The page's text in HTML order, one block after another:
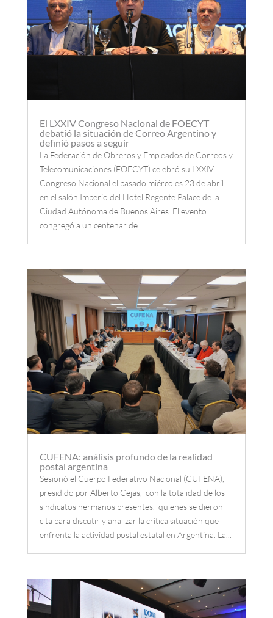
El LXXIV Congreso Nacional de FOECYT
debatió la situación de Correo Argentino y
definió pasos a seguir
La Federación de Obreros y Empleados de Correos y
Telecomunicaciones (FOECYT) celebró su LXXIV
Congreso Nacional el pasado miércoles 23 de abril
en el salón Imperio del Hotel Regente Palace de la
Ciudad Autónoma de Buenos Aires. El evento
congregó a un centenar de...
CUFENA: análisis profundo de la realidad
postal argentina
Sesionó el Cuerpo Federativo Nacional (CUFENA),
presidido por Alberto Cejas, con la totalidad de los
sindicatos hermanos presentes, quienes se dieron
cita para discutir y analizar la crítica situación que
enfrenta la actividad postal estatal en Argentina. La...